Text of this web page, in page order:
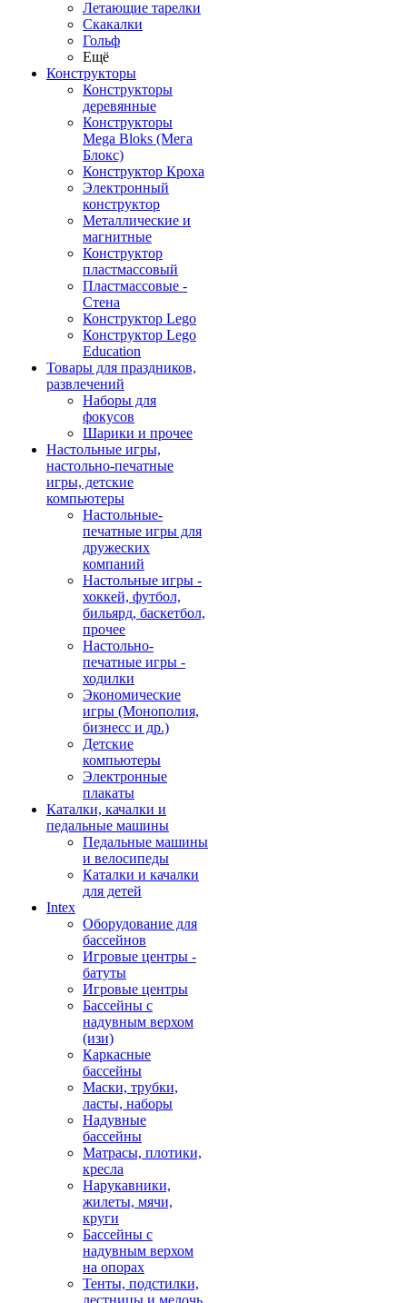
Летающие тарелки
Скакалки
Гольф
Ещё
Конструкторы
Конструкторы
деревянные
Конструкторы
Mega Bloks (Мега
Блокс)
Конструктор Кроха
Электронный
конструктор
Металлические и
магнитные
Конструктор
пластмассовый
Пластмассовые -
Стена
Конструктор Lego
Конструктор Lego
Education
Товары для праздников,
развлечений
Наборы для
фокусов
Шарики и прочее
Настольные игры,
настольно-печатные
игры, детские
компьютеры
Настольные-
печатные игры для
дружеских
компаний
Настольные игры -
хоккей, футбол,
бильярд, баскетбол,
прочее
Настольно-
печатные игры -
ходилки
Экономические
игры (Монополия,
бизнесс и др.)
Детские
компьютеры
Электронные
плакаты
Каталки, качалки и
педальные машины
Педальные машины
и велосипеды
Каталки и качалки
для детей
Intex
Оборудование для
бассейнов
Игровые центры -
батуты
Игровые центры
Бассейны с
надувным верхом
(изи)
Каркасные
бассейны
Маски, трубки,
ласты, наборы
Надувные
бассейны
Матрасы, плотики,
кресла
Нарукавники,
жилеты, мячи,
круги
Бассейны с
надувным верхом
на опорах
Тенты, подстилки,
лестницы и мелочь